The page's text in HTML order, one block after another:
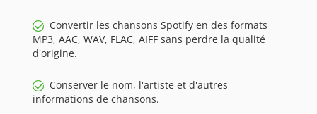
Convertir les chansons Spotify en des formats
MP3, AAC, WAV, FLAC, AIFF sans perdre la qualité
d'origine.
Conserver le nom, l'artiste et d'autres
informations de chansons.